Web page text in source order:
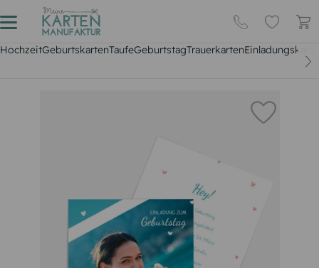
HochzeitGeburtskartenTaufeGeburtstagTrauerkarten